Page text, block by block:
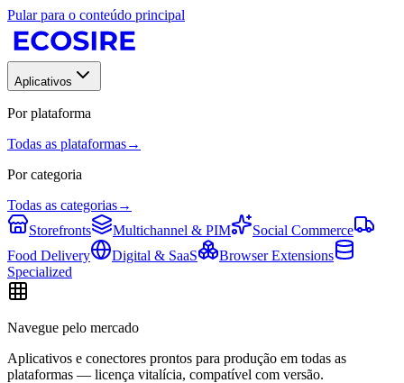
Pular para o conteúdo principal
Aplicativos
Por plataforma
Todas as plataformas→
Por categoria
Todas as categorias→
Storefronts
Multichannel & PIM
Social Commerce
Food Delivery
Digital & SaaS
Browser Extensions
Specialized
Navegue pelo mercado
Aplicativos e conectores prontos para produção em todas as
plataformas — licença vitalícia, compatível com versão.